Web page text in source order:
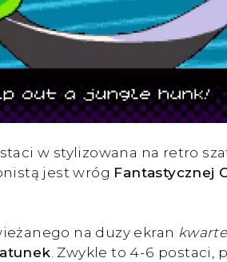
w stylizowana na retro
jest wróg Fantastycznej
na duzy ekran
. Zwykle to 4-6 postaci,